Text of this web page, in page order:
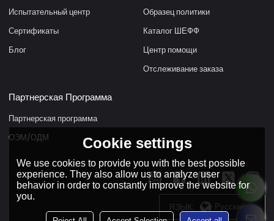
Испытательный центр
Сертификаты
Блог
Образец политики
Каталог ШЕФФ
Центр помощи
Отслеживание заказа
Партнерская Программа
Партнерская программа
ОЭМ/ОДМ
ЯЗЫК: Русский
Cookie settings
We use cookies to provide you with the best possible
experience. They also allow us to analyze user
behavior in order to constantly improve the website for
you.